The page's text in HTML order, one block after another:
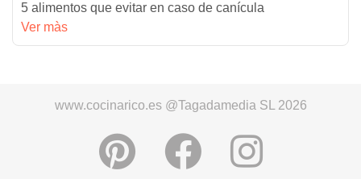
5 alimentos que evitar en caso de canícula
Ver màs
www.cocinarico.es @Tagadamedia SL 2026